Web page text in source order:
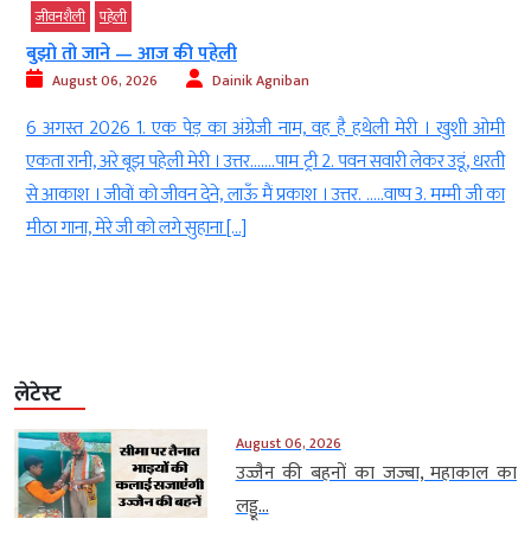
जीवनशैली पहेली
बुझो तो जाने — आज की पहेली
August 06, 2026 Dainik Agniban
6 अगस्त 2026 1. एक पेड़ का अंग्रेजी नाम, वह है हथेली मेरी । खुशी ओमी
एकता रानी, अरे बूझ पहेली मेरी । उत्तर…….पाम ट्री 2. पवन सवारी लेकर उडूं, धरती
से आकाश । जीवों को जीवन देने, लाऊँ मैं प्रकाश । उत्तर. …..वाष्प 3. मम्मी जी का
मीठा गाना, मेरे जी को लगे सुहाना […]
लेटेस्ट
August 06, 2026
उज्जैन की बहनों का जज्बा, महाकाल का
लड्डू...